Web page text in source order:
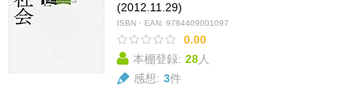
(2012.11.29)
ISBN・EAN: 9784409001097
0.00
本棚登録: 28人
感想: 3件